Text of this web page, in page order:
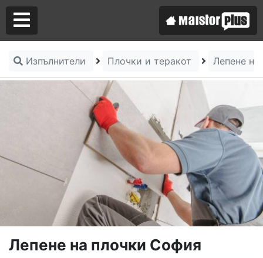
Изпълнители Плочки и теракот Лепене
Лепене на плочки София
Аз съм майстор
Търся майстор